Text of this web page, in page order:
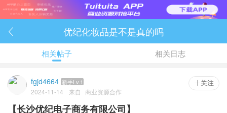
 优纪化妆品是不是真的吗
相关帖子 相关日志
fgjd4664 新手Lv.1
2024-11-14 来自 商业资源合作
 关注
【长沙优纪电子商务有限公司】